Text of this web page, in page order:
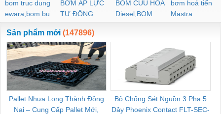
bom truc dung
ewara,bom bu
ewara
BƠM ÁP LỰC
TỰ ĐỘNG
BOM CUU HOA
Diesel,BOM
CHUA CHAY
bơm hoả tiển
Mastra
Sản phẩm mới (147896)
Pallet Nhựa Long Thành Đồng
Nai – Cung Cấp Pallet Mới,
Bộ Chống Sét Nguồn 3 Pha 5
Dây Phoenix Contact FLT-SEC-